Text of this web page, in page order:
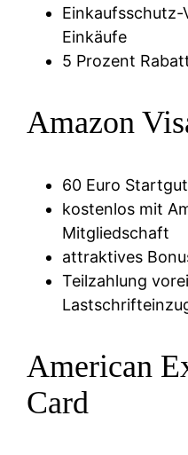
Einkaufsschutz-
Einkäufe
5 Prozent
Amazon
60 Euro
kostenlos mit
Mitgliedschaft
attraktives
Teilzahlung
American
Card